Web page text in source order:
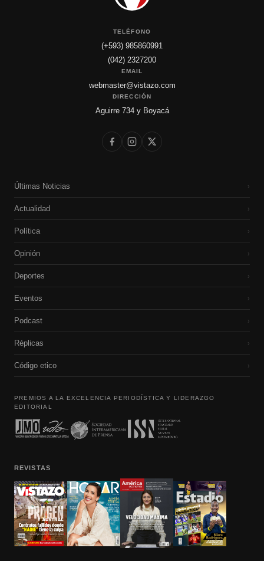
TELÉFONO
(+593) 985860991
(042) 2327200
EMAIL
webmaster@vistazo.com
DIRECCIÓN
Aguirre 734 y Boyacá
Últimas Noticias ›
Actualidad ›
Política ›
Opinión ›
Deportes ›
Eventos ›
Podcast ›
Réplicas ›
Código etico ›
PREMIOS A LA EXCELENCIA PERIODÍSTICA Y LIDERAZGO
EDITORIAL
REVISTAS